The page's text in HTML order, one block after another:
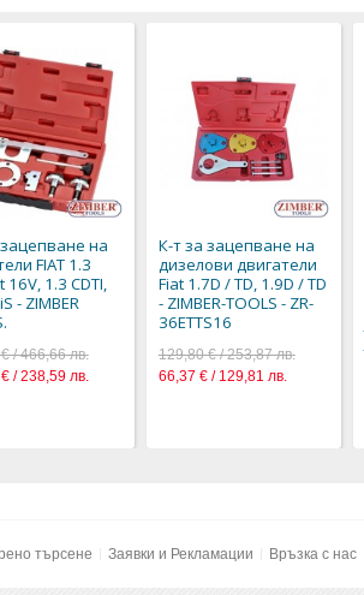
на
FIAT 1.3
16V, 1.3 CDTI,
- ZIMBER
/ 466,66 лв.
/ 238,59 лв.
К-т за зацепване на
дизелови двигатели
Fiat 1.7D / TD, 1.9D / TD
- ZIMBER-TOOLS - ZR-
36ETTS16
129,80 € / 253,87 лв.
66,37 € / 129,81 лв.
търсене Заявки и Рекламации Връзка с нас